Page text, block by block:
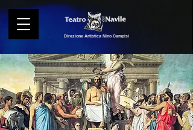
Direzione Artistica Nino Campisi